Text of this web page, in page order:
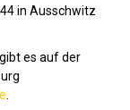
in Ausschwitz
es auf der